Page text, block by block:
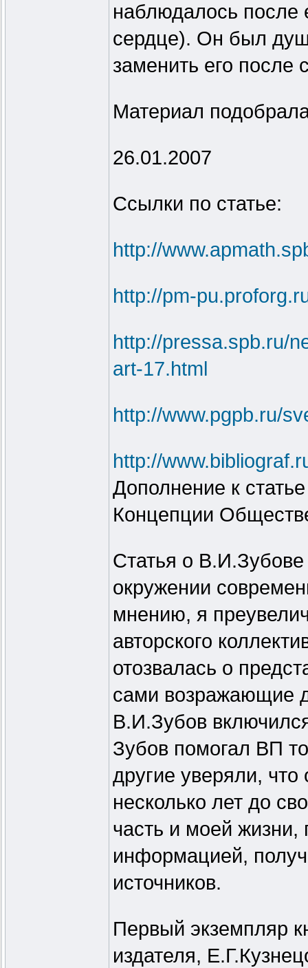
наблюдалось после
сердце). Он был
заменить его после
Материал
26.01.2007
Ссылки по статье:
http://
http://pm-
http://pressa.spb.ru/
art-17.html
http://www.pgpb.ru/
http://
Дополнение к
Концепции
Статья о
окружении
мнению, я
авторского
отозвалась о
сами возражающие
В.И.Зубов
Зубов помогал ВП
другие уверяли,
несколько лет до
часть и моей жизни,
информацией,
источников.
Первый экземпляр
издателя,